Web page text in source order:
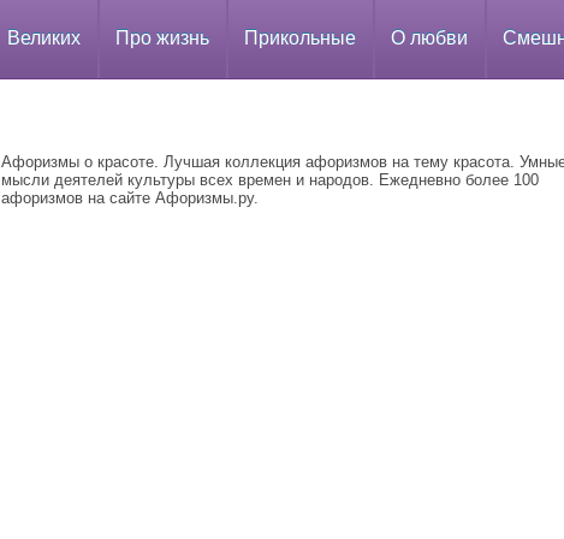
Великих Про жизнь Прикольные О любви
Афоризмы о красоте. Лучшая коллекция афоризмов на тему красота.
мысли деятелей культуры всех времен и народов. Ежедневно более 100
афоризмов на сайте Афоризмы.ру.